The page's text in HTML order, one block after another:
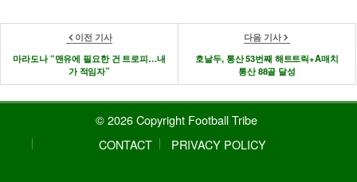
이전 기사
마라도나 “맨유에 필요한 건 트로피…내
가 적임자”
다음 기사
호날두, 통산 53번째 해트트릭+A매치
통산 88골 달성
© 2026 Copyright Football Tribe
CONTACT
PRIVACY POLICY